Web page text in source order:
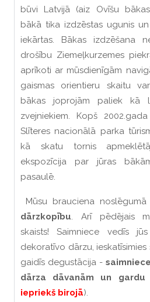
būvi Latvijā (aiz Ovīšu
bākā tika izdzēstas ugunis
iekārtas. Bākas izdzēšana
drošību Ziemeļkurzemes
aprīkoti ar mūsdienīgām
gaismas orientieru skaitu
bākas joprojām paliek kā
zvejniekiem. Kopš
Slīteres nacionālā parka
kā skatu tornis
ekspozīcija par jūras
pasaulē.
Mūsu brauciena
dārzkopību. Arī pēdējais
skaists! Saimniece vedīs
dekoratīvo dārzu, ieskatīsimies
gaidīs degustācija -
dārza dāvanām un gardu
iepriekš birojā).